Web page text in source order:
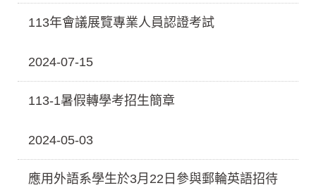
113年會議展覽專業人員認證考試
2024-07-15
113-1暑假轉學考招生簡章
2024-05-03
應用外語系學生於3月22日參與郵輪英語招待